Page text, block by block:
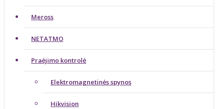
Meross
NETATMO
Praėjimo kontrolė
Elektromagnetinės spynos
Hikvision